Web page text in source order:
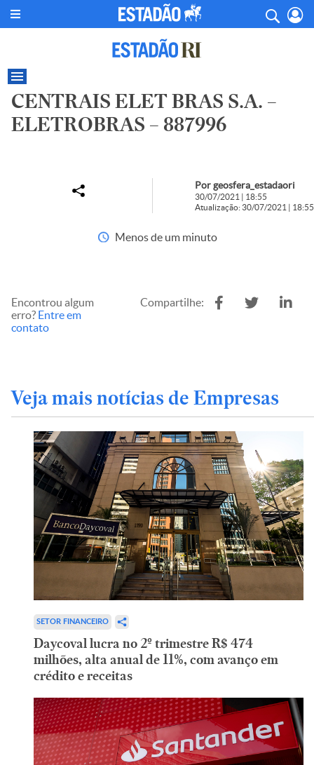
CENTRAIS ELET BRAS S.A. –
ELETROBRAS – 887996
Por geosfera_estadaori
30/07/2021 | 18:55
Atualização: 30/07/2021 | 18:55
Menos de um minuto
Encontrou algum
erro? Entre em
contato
Compartilhe:
Veja mais notícias de Empresas
SETOR FINANCEIRO
Daycoval lucra no 2º trimestre R$ 474
milhões, alta anual de 11%, com avanço em
crédito e receitas